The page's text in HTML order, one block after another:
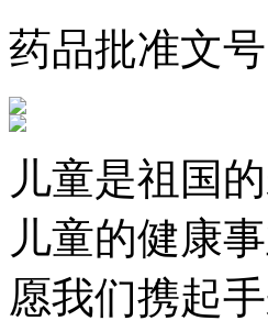
药品批准文号
儿童是祖国
儿童的健康
愿我们携起